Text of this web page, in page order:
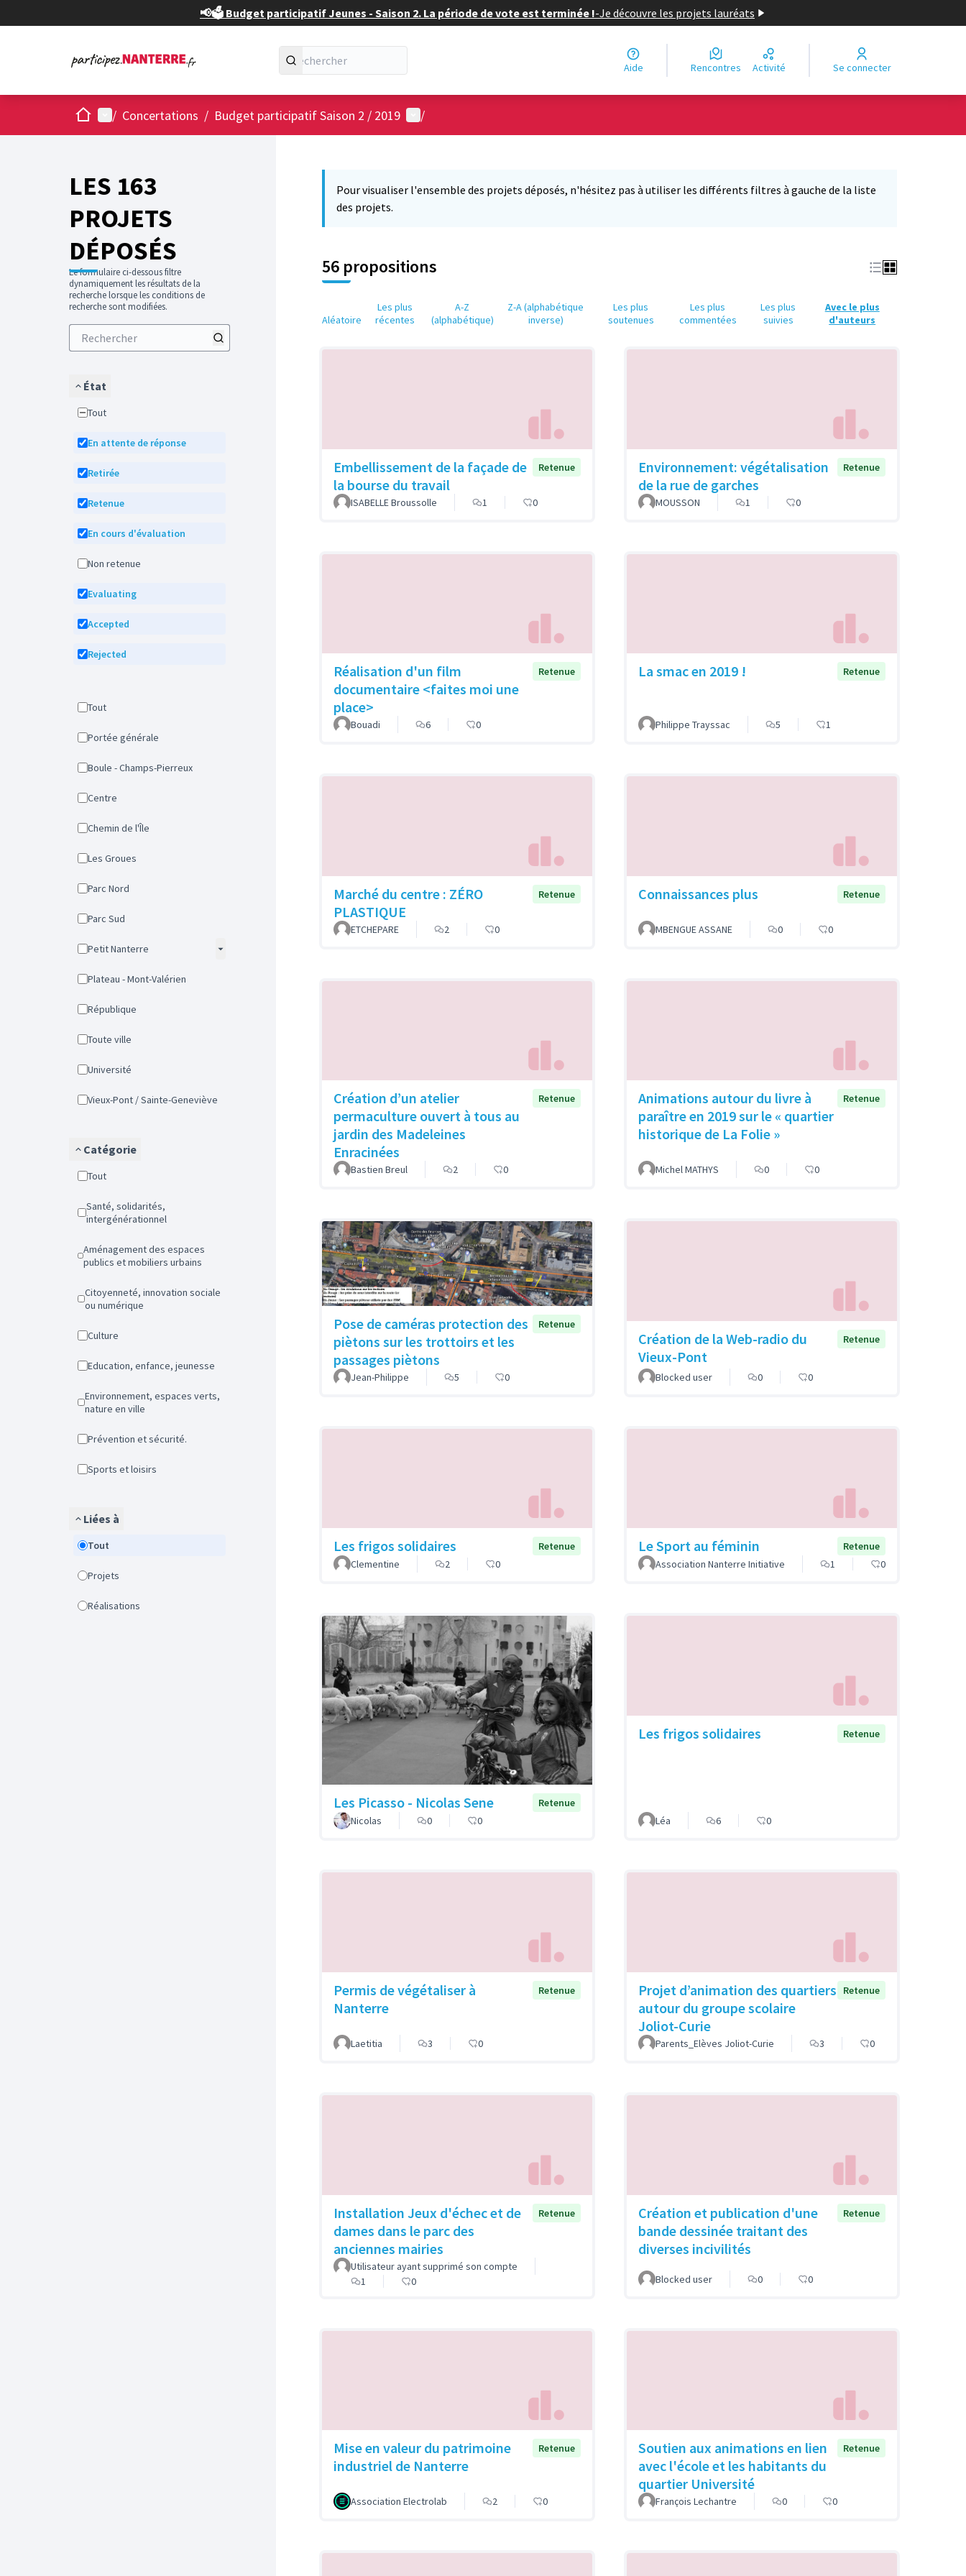
📢🗳️ Budget participatif Jeunes - Saison 2. La période de vote est terminée !-Je découvre les projets lauréats
Aide Rencontres Activité Se connecter
AccueilMenu principal
/ Concertations / Budget participatif Saison 2 / 2019 Menu utilisateur
/
LES 163
PROJETS
DÉPOSÉS
Le formulaire ci-dessous filtre
dynamiquement les résultats de la
recherche lorsque les conditions de
recherche sont modifiées.
État
Tout
En attente de réponse
Retirée
Retenue
En cours d'évaluation
Non retenue
Evaluating
Accepted
Rejected
Tout
Portée générale
Boule - Champs-Pierreux
Centre
Chemin de l'Île
Les Groues
Parc Nord
Parc Sud
Petit Nanterre
Plateau - Mont-Valérien
République
Toute ville
Université
Vieux-Pont / Sainte-Geneviève
Catégorie
Tout
Santé, solidarités,
intergénérationnel
Aménagement des espaces
publics et mobiliers urbains
Citoyenneté, innovation sociale
ou numérique
Culture
Education, enfance, jeunesse
Environnement, espaces verts,
nature en ville
Prévention et sécurité.
Sports et loisirs
Liées à
Tout
Projets
Réalisations
3
Pour visualiser l'ensemble des projets déposés, n'hésitez pas à utiliser les différents filtres à gauche de la liste
des projets.
56 propositions
Aléatoire
Les plus
récentes
A-Z
(alphabétique)
Z-A (alphabétique
inverse)
Les plus
soutenues
Les plus
commentées
Les plus
suivies
Avec le plus
d'auteurs
Embellissement de la façade de
la bourse du travail
Retenue
ISABELLE Broussolle 1 0
Environnement: végétalisation
de la rue de garches
Retenue
MOUSSON 1 0
Réalisation d'un film
documentaire <faites moi une
place>
Retenue
Bouadi 6 0
La smac en 2019 ! Retenue
Philippe Trayssac 5 1
Marché du centre : ZÉRO
PLASTIQUE
Retenue
ETCHEPARE 2 0
Connaissances plus Retenue
MBENGUE ASSANE 0 0
Création d’un atelier
permaculture ouvert à tous au
jardin des Madeleines
Enracinées
Retenue
Bastien Breul 2 0
Animations autour du livre à
paraître en 2019 sur le « quartier
historique de La Folie »
Retenue
Michel MATHYS 0 0
Pose de caméras protection des
piètons sur les trottoirs et les
passages piètons
Retenue
Jean-Philippe 5 0
Création de la Web-radio du
Vieux-Pont
Retenue
Blocked user 0 0
Les frigos solidaires
Retenue
Clementine
2 0
Le Sport au féminin
Retenue
Association Nanterre Initiative
1 0
Les Picasso - Nicolas Sene
Retenue
Nicolas
0 0
Les frigos solidaires Retenue
Léa 6 0
Permis de végétaliser à
Nanterre
Retenue
Laetitia 3 0
Projet d’animation des quartiers
autour du groupe scolaire
Joliot-Curie
Retenue
Parents_Elèves Joliot-Curie 3 0
Installation Jeux d'échec et de
dames dans le parc des
anciennes mairies
Retenue
Utilisateur ayant supprimé son compte
1
0
Création et publication d'une
bande dessinée traitant des
diverses incivilités
Retenue
Blocked user 0 0
Mise en valeur du patrimoine
industriel de Nanterre
Retenue
Association Electrolab 2 0
Soutien aux animations en lien
avec l'école et les habitants du
quartier Université
Retenue
François Lechantre 0 0